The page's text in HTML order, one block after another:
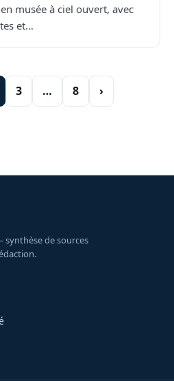
musée à ciel ouvert, avec
et…
3 … 8 ›
synthèse de sources